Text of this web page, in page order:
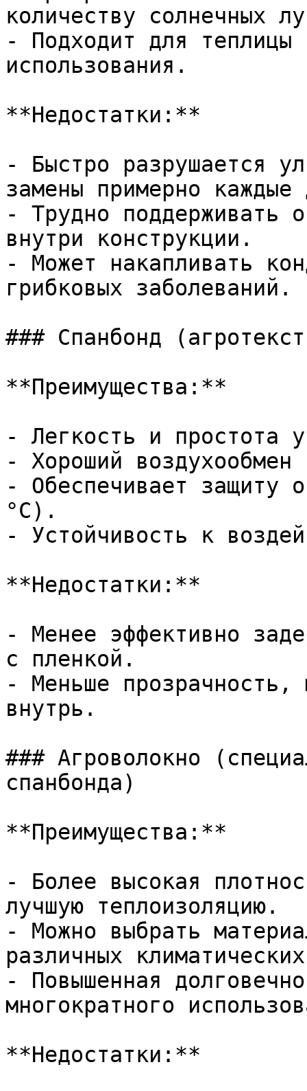
количеству солнечных
- Подходит для теплицы
использования.
**Недостатки:**
- Быстро разрушается
замены примерно
- Трудно поддерживать
внутри конструкции.
- Может накапливать
грибковых заболеваний.
### Спанбонд
**Преимущества:**
- Легкость и простота
- Хороший
- Обеспечивает защиту
°C).
- Устойчивость к
**Недостатки:**
- Менее эффективно
с пленкой.
- Меньше прозрачность,
внутрь.
### Агроволокно
спанбонда)
**Преимущества:**
- Более высокая
лучшую теплоизоляцию.
- Можно выбрать
различных
- Повышенная
многократного
**Недостатки:**